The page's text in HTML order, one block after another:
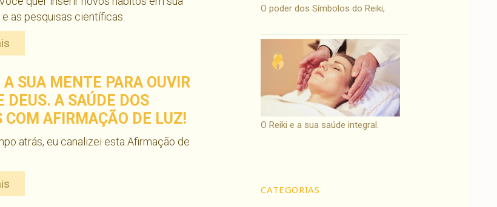
as pesquisas científicas.
SUA MENTE PARA OUVIR
DEUS. A SAÚDE DOS
COM AFIRMAÇÃO DE LUZ!
atrás, eu canalizei esta Afirmação de
O poder dos Símbolos do Reiki,
O Reiki e a sua saúde integral.
CATEGORIAS